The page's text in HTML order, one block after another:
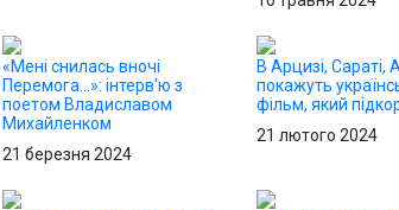
«Мені снилась вночі
Перемога...»: інтерв'ю з
поетом Владиславом
Михайленком
21 березня 2024
В Арцизі, Сараті,
покажуть
фільм, який
21 лютого 2024